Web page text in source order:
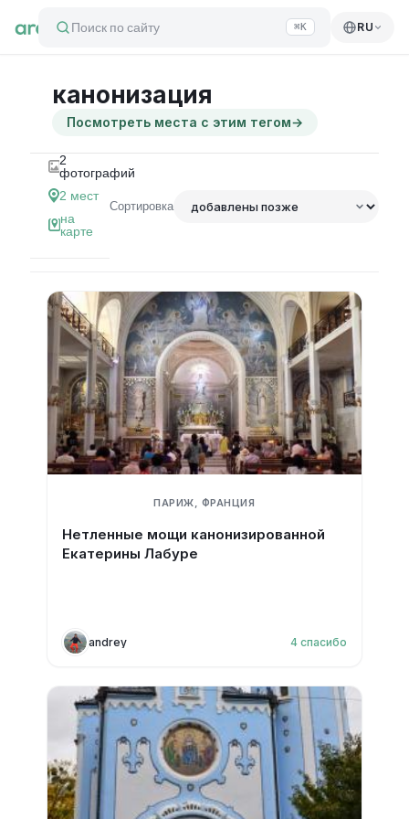
Поиск по сайту ⌘K RU
канонизация
Посмотреть места с этим тегом→
2
фотографий
2 мест
на
карте
Сортировка
ПАРИЖ, ФРАНЦИЯ
Нетленные мощи канонизированной
Екатерины Лабуре
andrey 4 спасибо